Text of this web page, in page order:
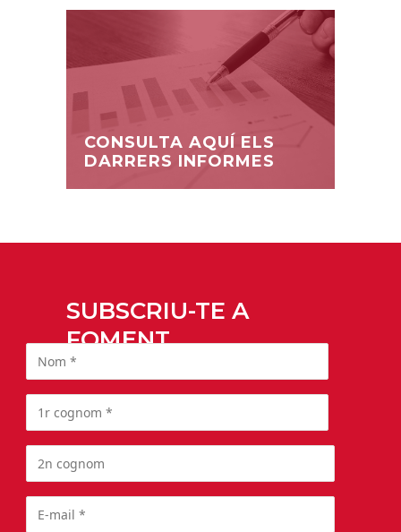
CONSULTA AQUÍ ELS
DARRERS INFORMES
SUBSCRIU-TE A
FOMENT